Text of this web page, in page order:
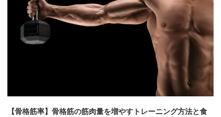
【骨格筋率】骨格筋の筋肉量を増やすトレーニング方法と食